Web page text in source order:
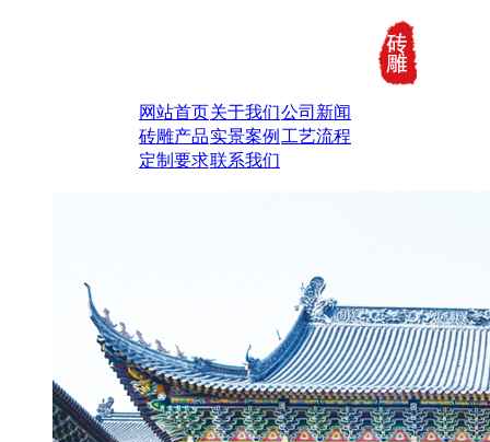
网站首页关于我们公司新闻
砖雕产品实景案例 工艺流程
定制要求联系我们